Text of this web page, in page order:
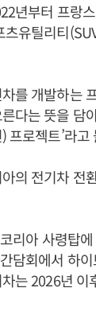
년부터 프랑
츠유틸리티
를 개발하는
다는 뜻을 담
프로젝트’라고
의 전기차 전
리아 사령탑
담회에서 하
는 2026년 이